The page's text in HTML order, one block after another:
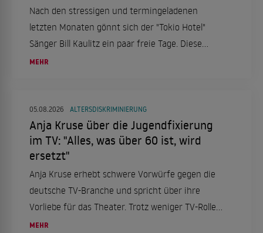
Nach den stressigen und termingeladenen
letzten Monaten gönnt sich der "Tokio Hotel"
Sänger Bill Kaulitz ein paar freie Tage. Diese
verbringt er in Italien, genauer gesagt in Rom.
MEHR
05.08.2026 ALTERSDISKRIMINIERUNG
Anja Kruse über die Jugendfixierung
im TV: "Alles, was über 60 ist, wird
ersetzt"
Anja Kruse erhebt schwere Vorwürfe gegen die
deutsche TV-Branche und spricht über ihre
Vorliebe für das Theater. Trotz weniger TV-Rollen
bleibt sie aktiv und engagiert.
MEHR